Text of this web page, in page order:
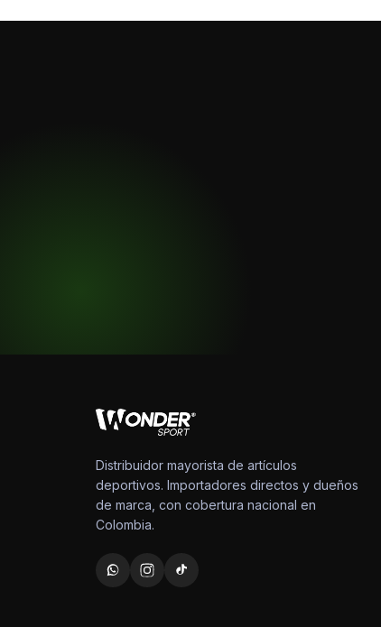
Distribuidor mayorista de artículos
deportivos. Importadores directos y dueños
de marca, con cobertura nacional en
Colombia.